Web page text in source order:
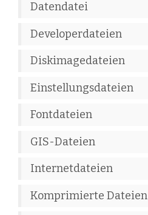
Datendatei
Developerdateien
Diskimagedateien
Einstellungsdateien
Fontdateien
GIS-Dateien
Internetdateien
Komprimierte Dateien